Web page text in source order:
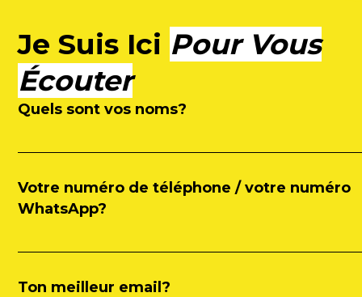
Je Suis Ici Pour Vous
Écouter
Quels sont vos noms?
Votre numéro de téléphone / votre numéro
WhatsApp?
Ton meilleur email?